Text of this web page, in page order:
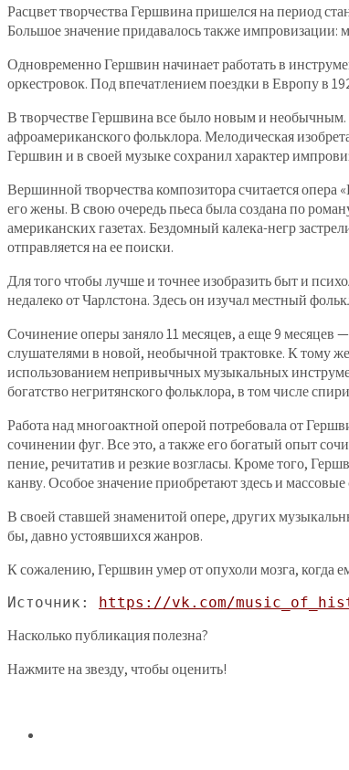
Расцвет творчества Гершвина пришелся на период
Большое значение придавалось также импровизации:
Одновременно Гершвин начинает работать в
оркестровок. Под впечатлением поездки в Европу в
В творчестве Гершвина все было новым и необычным.
афроамериканского фольклора. Мелодическая
Гершвин и в своей музыке сохранил характер
Вершинной творчества композитора считается
его жены. В свою очередь пьеса была создана по
американских газетах. Бездомный калека-негр
отправляется на ее поиски.
Для того чтобы лучше и точнее изобразить быт и
недалеко от Чарлстона. Здесь он изучал местный
Сочинение оперы заняло 11 месяцев, а еще 9 месяцев
слушателями в новой, необычной трактовке. К тому
использованием непривычных музыкальных
богатство негритянского фольклора, в том числе
Работа над многоактной оперой потребовала от
сочинении фуг. Все это, а также его богатый опыт
пение, речитатив и резкие возгласы. Кроме того,
канву. Особое значение приобретают здесь и
В своей ставшей знаменитой опере, других
бы, давно устоявшихся жанров.
К сожалению, Гершвин умер от опухоли мозга, когда
Источник: https://vk.com/
Насколько публикация полезна?
Нажмите на звезду, чтобы оценить!